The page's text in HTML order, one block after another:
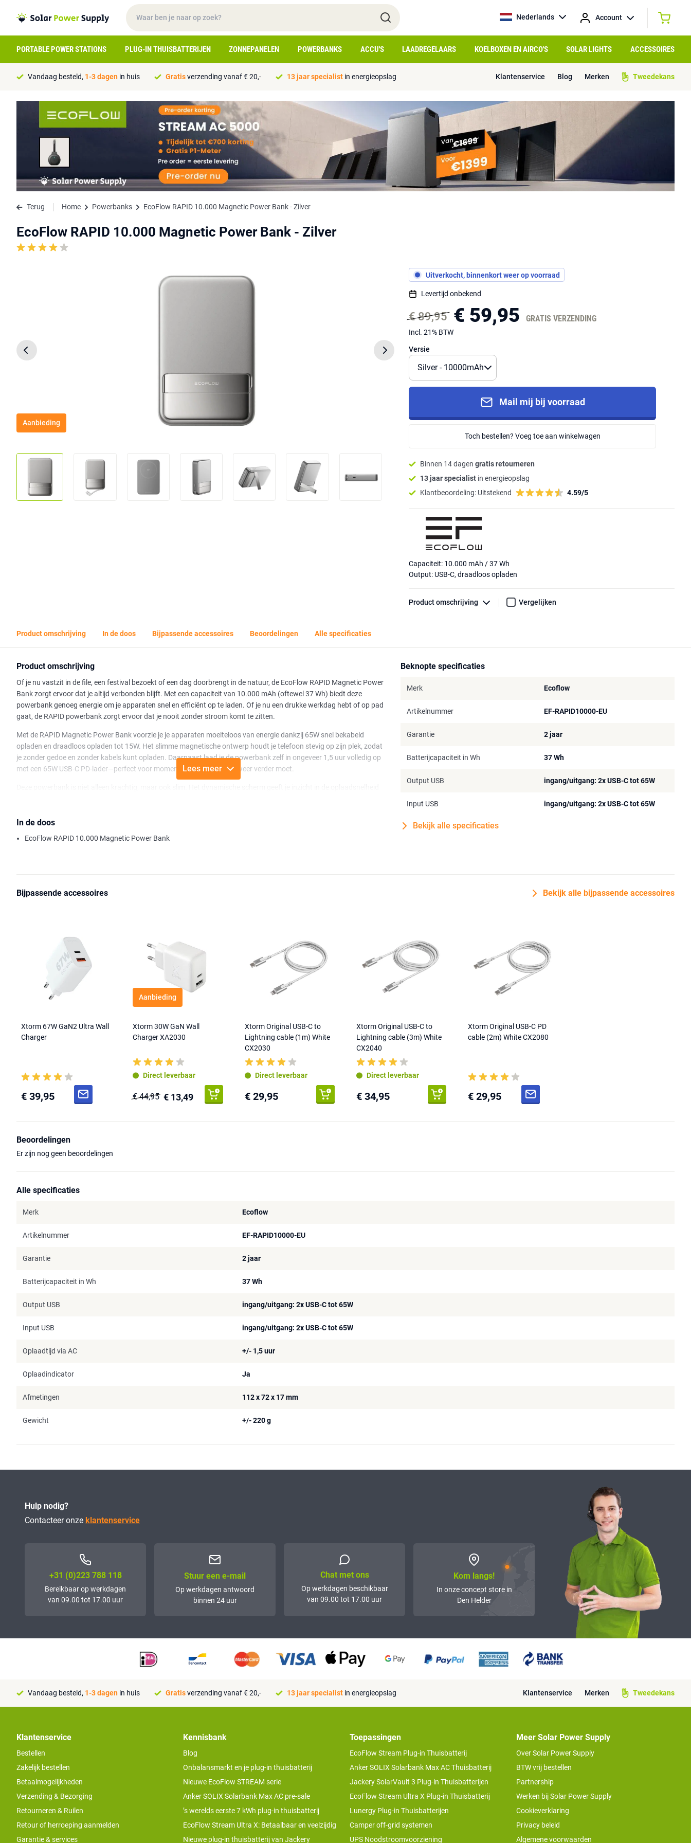
Nederlands Account
PORTABLE POWER STATIONS PLUG-IN THUISBATTERIJEN ZONNEPANELEN POWERBANKS ACCU'S LAADREGELAARS KOELBOXEN EN AIRCO'S SOLAR LIGHTS ACCESSOIRES
Vandaag besteld, 1-3 dagen in huis Gratisverzending vanaf € 20,- 13 jaar specialist in energieopslag Klantenservice Blog Merken Tweedekans
Terug Home Powerbanks EcoFlow RAPID 10.000 Magnetic Power Bank - Zilver
EcoFlow RAPID 10.000 Magnetic Power Bank - Zilver
Aanbieding
Uitverkocht, binnenkort weer op voorraad
Levertijd onbekend
€ 89,95 € 59,95 GRATIS VERZENDING
Incl. 21% BTW
Versie
Mail mij bij voorraad
Toch bestellen? Voeg toe aan winkelwagen
Binnen 14 dagen gratis retourneren
13 jaar specialist in energieopslag
Klantbeoordeling: Uitstekend 4.59/5
Capaciteit: 10.000 mAh / 37 Wh
Output: USB-C, draadloos opladen
Product omschrijving Vergelijken
Product omschrijving In de doos Bijpassende accessoires Beoordelingen Alle specificaties
Product omschrijving
Of je nu vastzit in de file, een festival bezoekt of een dag doorbrengt in de natuur, de EcoFlow RAPID Magnetic Power
Bank zorgt ervoor dat je altijd verbonden blijft. Met een capaciteit van 10.000 mAh (oftewel 37 Wh) biedt deze
powerbank genoeg energie om je apparaten snel en efficiënt op te laden. Of je nu een drukke werkdag hebt of op pad
gaat, de RAPID powerbank zorgt ervoor dat je nooit zonder stroom komt te zitten.
Met de RAPID Magnetic Power Bank voorzie je je apparaten moeiteloos van energie dankzij 65W snel bekabeld
opladen en draadloos opladen tot 15W. Het slimme magnetische ontwerp houdt je telefoon stevig op zijn plek, zodat
je zonder gedoe en zonder kabels kunt opladen. Daarnaast laad je de powerbank zelf in ongeveer 1,5 uur volledig op
met een 65W USB-C PD-lader—perfect voor momenten waarop je snel weer verder moet.
videochat hebt. De sterke magnetische grip houdt alles stevig op zijn plaats, zodat je je geen zorgen hoeft te maken
dan ooit.
Lees meer
In de doos
EcoFlow RAPID 10.000 Magnetic Power Bank
Beknopte specificaties
Merk Ecoflow
Artikelnummer EF-RAPID10000-EU
Garantie 2 jaar
Batterijcapaciteit in Wh 37 Wh
Output USB ingang/uitgang: 2x USB-C tot 65W
Input USB ingang/uitgang: 2x USB-C tot 65W
Bekijk alle specificaties
Bijpassende accessoires Bekijk alle bijpassende accessoires
Xtorm 67W GaN2 Ultra Wall
Charger
€ 39,95
Aanbieding
Xtorm 30W GaN Wall
Charger XA2030
Direct leverbaar
€ 44,95 € 13,49
Xtorm Original USB-C to
Lightning cable (1m) White
CX2030
Direct leverbaar
€ 29,95
Xtorm Original USB-C to
Lightning cable (3m) White
CX2040
Direct leverbaar
€ 34,95
Xtorm Original USB-C PD
cable (2m) White CX2080
€ 29,95
Beoordelingen
Er zijn nog geen beoordelingen
Alle specificaties
Merk Ecoflow
Artikelnummer EF-RAPID10000-EU
Garantie 2 jaar
Batterijcapaciteit in Wh 37 Wh
Output USB ingang/uitgang: 2x USB-C tot 65W
Input USB ingang/uitgang: 2x USB-C tot 65W
Oplaadtijd via AC +/- 1,5 uur
Oplaadindicator Ja
Afmetingen 112 x 72 x 17 mm
Gewicht +/- 220 g
Hulp nodig?
Contacteer onze klantenservice
+31 (0)223 788 118
Bereikbaar op werkdagen
van 09.00 tot 17.00 uur
Stuur een e-mail
Op werkdagen antwoord
binnen 24 uur
Chat met ons
Op werkdagen beschikbaar
van 09.00 tot 17.00 uur
Kom langs!
In onze concept store in
Den Helder
Vandaag besteld, 1-3 dagen in huis Gratisverzending vanaf € 20,- 13 jaar specialist in energieopslag Klantenservice Merken Tweedekans
Klantenservice
Bestellen
Zakelijk bestellen
Betaalmogelijkheden
Verzending & Bezorging
Retourneren & Ruilen
Retour of herroeping aanmelden
Garantie & services
Kennisbank
Blog
Onbalansmarkt en je plug-in thuisbatterij
Nieuwe EcoFlow STREAM serie
Anker SOLIX Solarbank Max AC pre-sale
’s werelds eerste 7 kWh plug-in thuisbatterij
EcoFlow Stream Ultra X: Betaalbaar en veelzijdig
Nieuwe plug-in thuisbatterij van Jackery
Toepassingen
EcoFlow Stream Plug-in Thuisbatterij
Anker SOLIX Solarbank Max AC Thuisbatterij
Jackery SolarVault 3 Plug-in Thuisbatterijen
EcoFlow Stream Ultra X Plug-in Thuisbatterij
Lunergy Plug-in Thuisbatterijen
Camper off-grid systemen
UPS Noodstroomvoorziening
Meer Solar Power Supply
Over Solar Power Supply
BTW vrij bestellen
Partnership
Werken bij Solar Power Supply
Cookieverklaring
Privacy beleid
Algemene voorwaarden